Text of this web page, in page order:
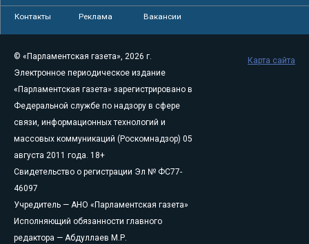
Контакты Реклама Вакансии
© «Парламентская газета», 2026 г.
Электронное периодическое издание
«Парламентская газета» зарегистрировано в
Федеральной службе по надзору в сфере
связи, информационных технологий и
массовых коммуникаций (Роскомнадзор) 05
августа 2011 года. 18+
Свидетельство о регистрации Эл № ФС77-
46097
Учредитель — АНО «Парламентская газета»
Исполняющий обязанности главного
редактора — Абдуллаев М.Р.
Карта сайта